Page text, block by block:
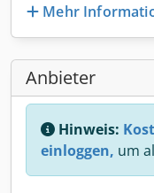
Mehr
Anbieter
Hinweis:
einloggen, um